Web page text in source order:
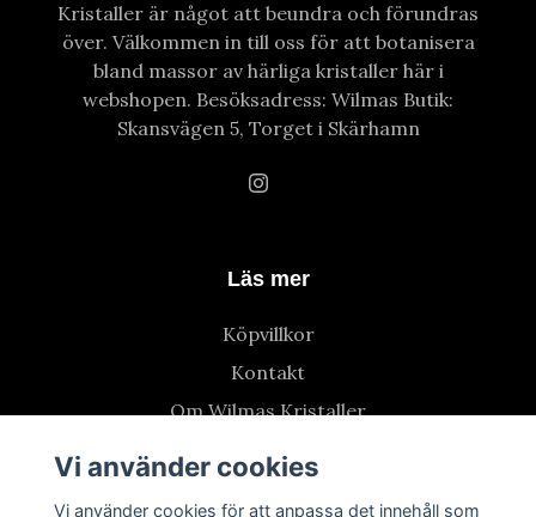
Kristaller är något att beundra och förundras
över. Välkommen in till oss för att botanisera
bland massor av härliga kristaller här i
webshopen. Besöksadress: Wilmas Butik:
Skansvägen 5, Torget i Skärhamn
Läs mer
Köpvillkor
Kontakt
Om Wilmas Kristaller
Vi använder cookies
Vi använder cookies för att anpassa det innehåll som